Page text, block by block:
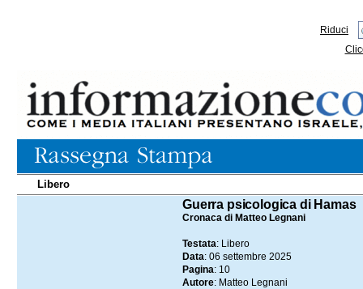
Riduci
Libero
Guerra psicologica di Hamas
Cronaca di Matteo Legnani
Testata: Libero
Data: 06 settembre 2025
Pagina: 10
Autore: Matteo Legnani